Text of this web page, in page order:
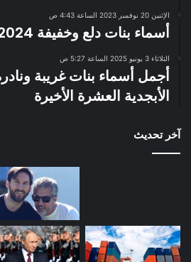
الإثنين 20 نوفمبر 2023 الساعة 4:43 ص
أسماء بنات دلع وخفيفة 2024
الثلاثاء 3 يونيو 2025 الساعة 5:27 ص
أجمل أسماء بنات غريبة
الأبجدية العشرة الأخيرة
آخر تحديث